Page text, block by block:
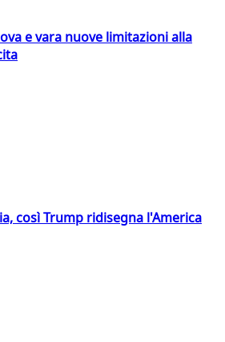
e vara nuove limitazioni alla
così Trump ridisegna l'America